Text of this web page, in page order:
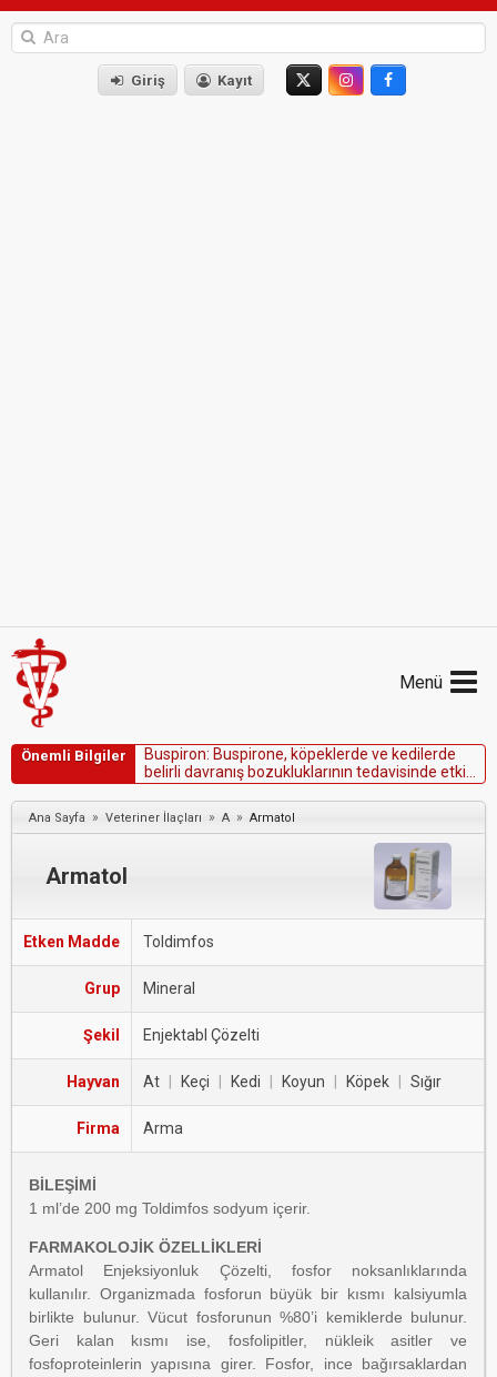
Giriş Kayıt
Menü
Önemli Bilgiler Buspiron: Buspirone, köpekerde ve kedi erde
be iri davranış bozukukarının tedavisinde etki
olabilir.
Ana Sayfa » Veteriner İlaçları » A » Armatol
Armatol
Etken Madde Toldimfos
Grup Mineral
Şekil Enjektabl Çözelti
Hayvan At Keçi Kedi Koyun Köpek Sığır
Firma Arma
BİLEŞİMİ
1 ml’de 200 mg Toldimfos sodyum içerir.
FARMAKOLOJİK ÖZELLİKLERİ
Armatol Enjeksiyonluk Çözelti, fosfor noksanlıklarında
kullanılır. Organizmada fosforun büyük bir kısmı kalsiyumla
birlikte bulunur. Vücut fosforunun %80’i kemiklerde bulunur.
Geri kalan kısmı ise, fosfolipitler, nükleik asitler ve
fosfoproteinlerin yapısına girer. Fosfor, ince bağırsaklardan